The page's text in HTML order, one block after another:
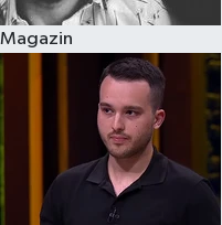
Magazin
Kadın
Kim kimdir?
Kültür Sanat
Sağlık